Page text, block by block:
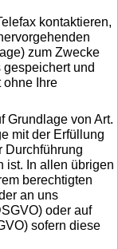
kontaktieren,
zum Zwecke
und
ohne Ihre
Grundlage von Art.
mit der Erfüllung
Durchführung
ist. In allen übrigen
berechtigten
an uns
oder auf
sofern diese